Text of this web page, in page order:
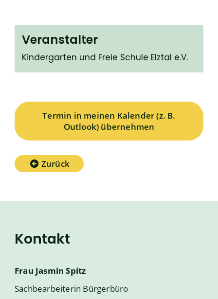
Veranstalter
Kindergarten und Freie Schule Elztal e.V.
Termin in meinen Kalender (z. B.
Outlook) übernehmen
Zurück
Kontakt
Frau Jasmin Spitz
Sachbearbeiterin Bürgerbüro